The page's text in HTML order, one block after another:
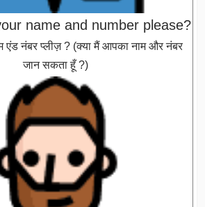
name and number please?
एंड नंबर प्लीज़ ? (क्या मैं आपका नाम और नंबर
जान सकता हूँ ?)